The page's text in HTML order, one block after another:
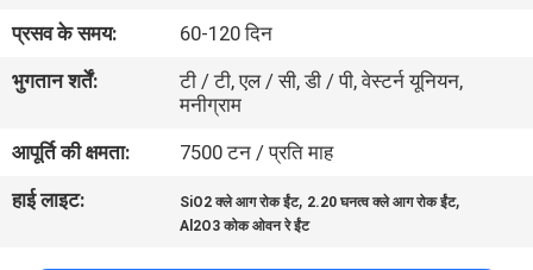
दौरा
गुणवत्ता
नियंत्रण
प्रसव के समय:
60-120 दिन
भुगतान शर्तें:
टी / टी, एल / सी, डी / पी, वेस्टर्न यूनियन,
मनीग्राम
आपूर्ति की क्षमता:
7500 टन / प्रति माह
हाई लाइट:
SiO2 क्ले आग रोक ईंट, 2.20 घनत्व क्ले आग रोक ईंट,
Al2O3 कोक ओवन रे ईंट